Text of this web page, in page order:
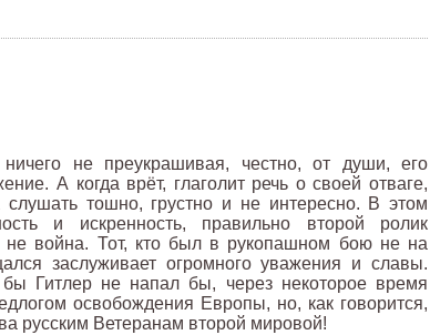
ничего не преукрашивая, честно, от души, его
А когда врёт, глаголит речь о своей отваге,
слушать тошно, грустно и не интересно. В этом
и искренность, правильно второй ролик
не война. Тот, кто был в рукопашном бою не на
заслуживает огромного уважения и славы.
Гитлер не напал бы, через некоторое время
освобождения Европы, но, как говорится,
русским Ветеранам второй мировой!